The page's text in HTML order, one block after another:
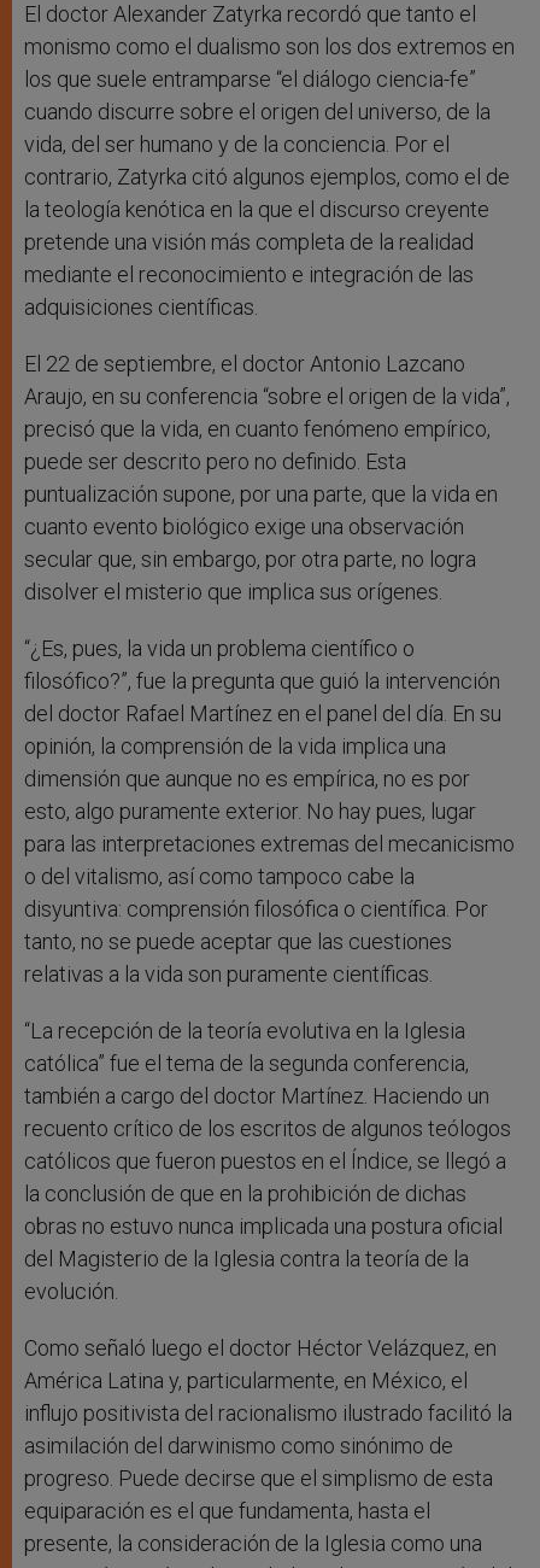
El doctor Alexander Zatyrka recordó que tanto el
monismo como el dualismo son los dos extremos en
los que suele entramparse “el diálogo ciencia-fe”
cuando discurre sobre el origen del universo, de la
vida, del ser humano y de la conciencia. Por el
contrario, Zatyrka citó algunos ejemplos, como el de
la teología kenótica en la que el discurso creyente
pretende una visión más completa de la realidad
mediante el reconocimiento e integración de las
adquisiciones científicas.
El 22 de septiembre, el doctor Antonio Lazcano
Araujo, en su conferencia “sobre el origen de la vida”,
precisó que la vida, en cuanto fenómeno empírico,
puede ser descrito pero no definido. Esta
puntualización supone, por una parte, que la vida en
cuanto evento biológico exige una observación
secular que, sin embargo, por otra parte, no logra
disolver el misterio que implica sus orígenes.
“¿Es, pues, la vida un problema científico o
filosófico?”, fue la pregunta que guió la intervención
del doctor Rafael Martínez en el panel del día. En su
opinión, la comprensión de la vida implica una
dimensión que aunque no es empírica, no es por
esto, algo puramente exterior. No hay pues, lugar
para las interpretaciones extremas del mecanicismo
o del vitalismo, así como tampoco cabe la
disyuntiva: comprensión filosófica o científica. Por
tanto, no se puede aceptar que las cuestiones
relativas a la vida son puramente científicas.
“La recepción de la teoría evolutiva en la Iglesia
católica” fue el tema de la segunda conferencia,
también a cargo del doctor Martínez. Haciendo un
recuento crítico de los escritos de algunos teólogos
católicos que fueron puestos en el Índice, se llegó a
la conclusión de que en la prohibición de dichas
obras no estuvo nunca implicada una postura oficial
del Magisterio de la Iglesia contra la teoría de la
evolución.
Como señaló luego el doctor Héctor Velázquez, en
América Latina y, particularmente, en México, el
influjo positivista del racionalismo ilustrado facilitó la
asimilación del darwinismo como sinónimo de
progreso. Puede decirse que el simplismo de esta
equiparación es el que fundamenta, hasta el
presente, la consideración de la Iglesia como una